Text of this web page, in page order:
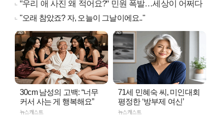
"우리 애 사진 왜 적어요?" 민원 폭발…세상이 어쩌다
"오래 참았죠? 자, 오늘이 그날이에요.."
30cm 남성의 고백: “너무
커서 사는 게 행복해요”
뉴스캐스트
71세 민혜숙 씨, 미인대회
평정한 ‘방부제 여신’
뉴스캐스트